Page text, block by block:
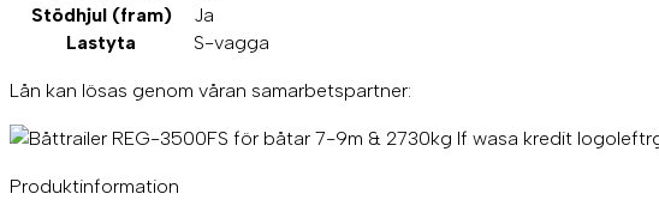
Stödhjul (fram)
Ja
Lastyta
S-vagga
Lån kan lösas genom våran samarbetspartner:
Produktinformation